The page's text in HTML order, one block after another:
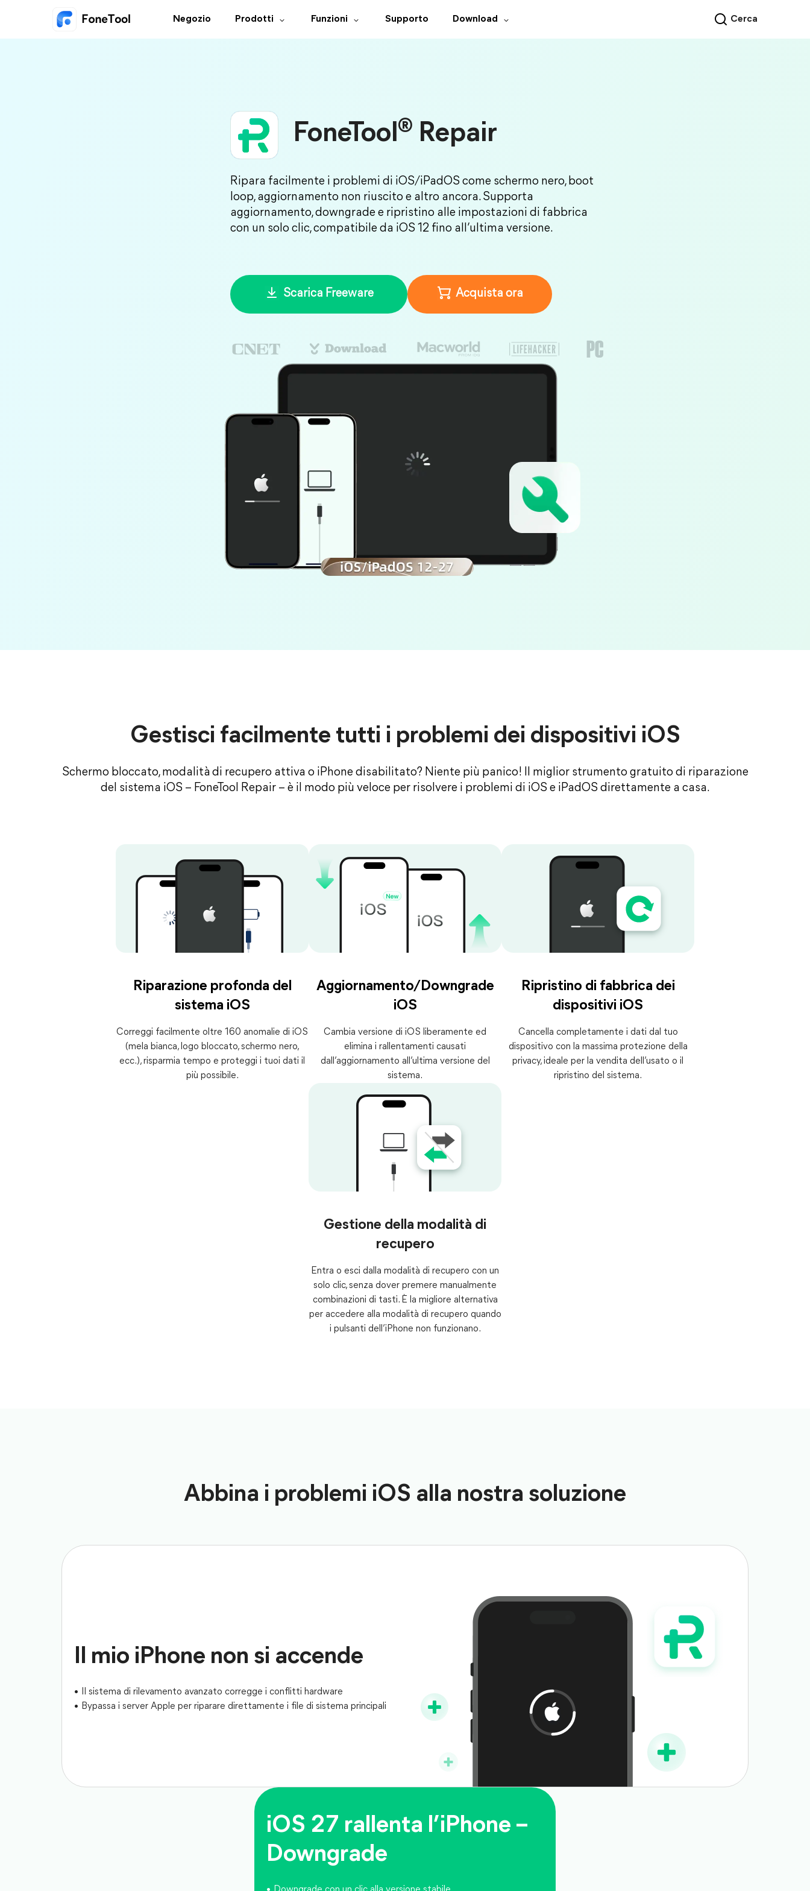
Negozio Prodotti Funzioni Supporto Download Cerca
FoneTool® Repair
Ripara facilmente i problemi di iOS/iPadOS come schermo nero, boot
loop, aggiornamento non riuscito e altro ancora. Supporta
aggiornamento, downgrade e ripristino alle impostazioni di fabbrica
con un solo clic, compatibile da iOS 12 fino all’ultima versione.
Scarica Freeware Acquista ora
Gestisci facilmente tutti i problemi dei dispositivi iOS
Schermo bloccato, modalità di recupero attiva o iPhone disabilitato? Niente più panico! Il miglior strumento gratuito di riparazione
del sistema iOS – FoneTool Repair – è il modo più veloce per risolvere i problemi di iOS e iPadOS direttamente a casa.
Riparazione profonda del
sistema iOS
Correggi facilmente oltre 160 anomalie di iOS
(mela bianca, logo bloccato, schermo nero,
ecc.), risparmia tempo e proteggi i tuoi dati il
più possibile.
Aggiornamento/Downgrade
iOS
Cambia versione di iOS liberamente ed
elimina i rallentamenti causati
dall’aggiornamento all’ultima versione del
sistema.
Ripristino di fabbrica dei
dispositivi iOS
Cancella completamente i dati dal tuo
dispositivo con la massima protezione della
privacy, ideale per la vendita dell’usato o il
ripristino del sistema.
Gestione della modalità di
recupero
Entra o esci dalla modalità di recupero con un
solo clic, senza dover premere manualmente
combinazioni di tasti. È la migliore alternativa
per accedere alla modalità di recupero quando
i pulsanti dell’iPhone non funzionano.
Abbina i problemi iOS alla nostra soluzione
Il mio iPhone non si accende
Il sistema di rilevamento avanzato corregge i conflitti hardware
Bypassa i server Apple per riparare direttamente i file di sistema principali
iOS 27 rallenta l’iPhone –
Downgrade